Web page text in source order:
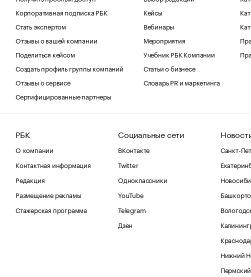
Корпоративная подписка РБК
Стать экспертом
Отзывы о вашей компании
Поделиться кейсом
Создать профиль группы компаний
Отзывы о сервисе
Сертифицированные партнеры
Кейсы
Вебинары
Мероприятия
Учебник РБК Компании
Статьи о бизнесе
Словарь PR и маркетинга
РБК
О компании
Контактная информация
Редакция
Размещение рекламы
Стажерская программа
Социальные сети
ВКонтакте
Twitter
Одноклассники
YouTube
Telegram
Дзен
Санкт-
Нижний